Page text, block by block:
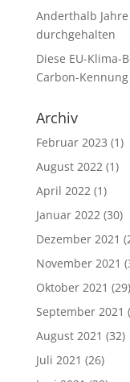
Anderthalb
durchgehalten
Diese EU-Klima-
Carbon-Kennung
Archiv
Februar 2023 (1)
August 2022(1)
April 2022(1)
Januar 2022(30)
Dezember 2021
November 2021
Oktober 2021 (29)
September 2021
August 2021 (32)
Juli 2021 (26)